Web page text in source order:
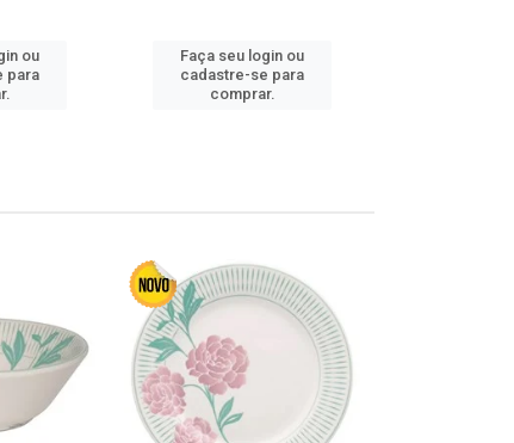
ou
para
Faça seu login ou
cadastre-se para
comprar.